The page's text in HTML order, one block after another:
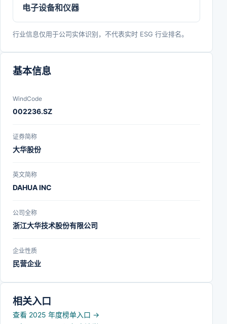
电子设备和仪器
行业信息仅用于公司实体识别，不代表实时 ESG 行业排名。
基本信息
WindCode
002236.SZ
证券简称
大华股份
英文简称
DAHUA INC
公司全称
浙江大华技术股份有限公司
企业性质
民营企业
相关入口
查看 2025 年度榜单入口 →